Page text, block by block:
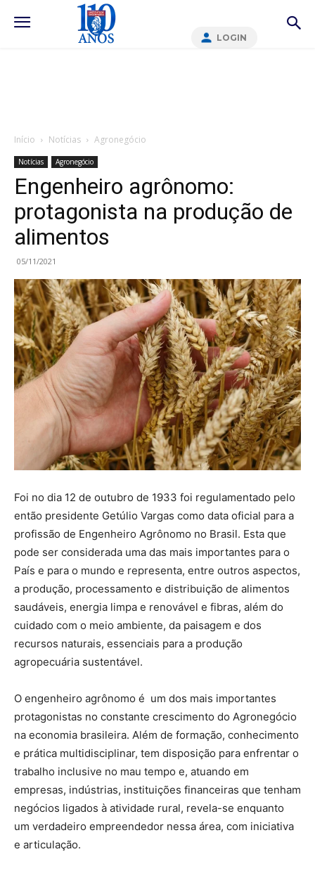
LOGIN
Início Notícias Agronegócio
Notícias Agronegócio
Engenheiro agrônomo:
protagonista na produção de
alimentos
05/11/2021
Foi no dia 12 de outubro de 1933 foi regulamentado pelo
então presidente Getúlio Vargas como data oficial para a
profissão de Engenheiro Agrônomo no Brasil. Esta que
pode ser considerada uma das mais importantes para o
País e para o mundo e representa, entre outros aspectos,
a produção, processamento e distribuição de alimentos
saudáveis, energia limpa e renovável e fibras, além do
cuidado com o meio ambiente, da paisagem e dos
recursos naturais, essenciais para a produção
agropecuária sustentável.
O engenheiro agrônomo é um dos mais importantes
protagonistas no constante crescimento do Agronegócio
na economia brasileira. Além de formação, conhecimento
e prática multidisciplinar, tem disposição para enfrentar o
trabalho inclusive no mau tempo e, atuando em
empresas, indústrias, instituições financeiras que tenham
negócios ligados à atividade rural, revela-se enquanto
um verdadeiro empreendedor nessa área, com iniciativa
e articulação.